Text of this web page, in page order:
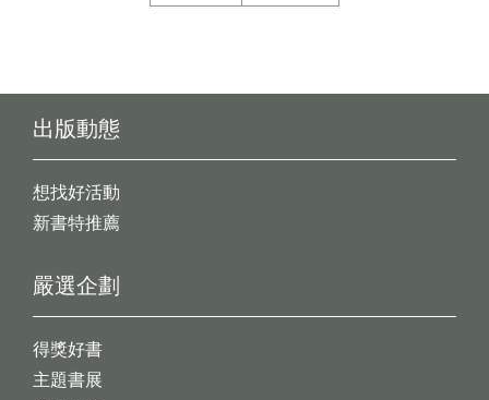
出版動態
想找好活動
新書特推薦
嚴選企劃
得獎好書
主題書展